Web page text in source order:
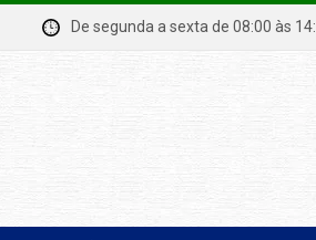
De segunda a sexta de 08:00